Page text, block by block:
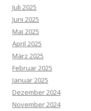
Juli 2025
Juni 2025
Mai 2025
April 2025
März 2025
Februar 2025
Januar 2025
Dezember 2024
November 2024